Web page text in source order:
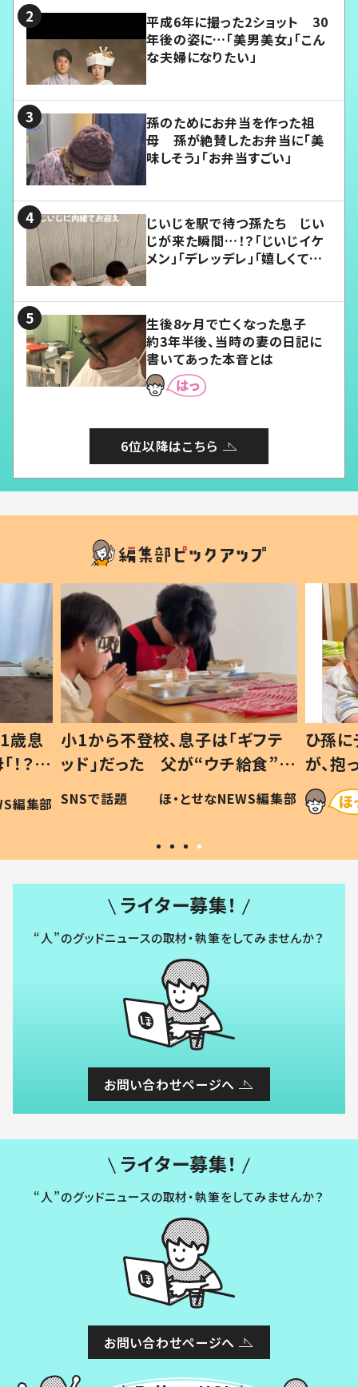
平成6年に撮った2ショット 30
年後の姿に…「美男美女」「こん
な夫婦になりたい」
孫のためにお弁当を作った祖
母 孫が絶賛したお弁当に「美
味しそう」「お弁当すごい」
じいじを駅で待つ孫たち じい
じが来た瞬間…！？「じいじイケ
メン」「デレッデレ」「嬉しくて可
生後8ヶ月で亡くなった息子
約3年半後、当時の妻の日記に
書いてあった本音とは
6位以降はこちら
歳息
？」
編集部
小1から不登校、息子は「ギフテ
ッド」だった 父が“ウチ給食”を
作り続ける理由とは #令和の親
#令和の子
SNSで話題 ほ・とせなNEWS編集部
ひ孫
が、
「涙が
い」
ライター募集！
“人”のグッドニュースの取材・執筆をしてみませんか？
お問い合わせページへ
ライター募集！
“人”のグッドニュースの取材・執筆をしてみませんか？
お問い合わせページへ